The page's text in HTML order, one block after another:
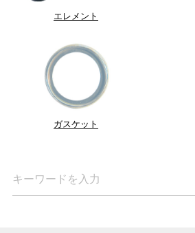
エレメント
ガスケット